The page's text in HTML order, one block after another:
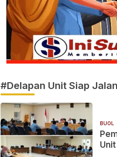
#Delapan Unit Siap
BUOL